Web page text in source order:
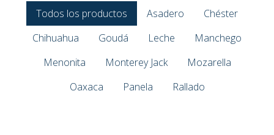
Todos los productos Asadero
Chéster
Chihuahua
Goudá Leche
Manchego
Menonita
Monterey Jack
Mozarella
Oaxaca
Panela Rallado